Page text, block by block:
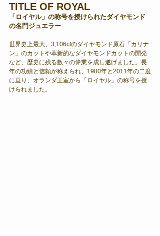
TITLE OF ROYAL
「ロイヤル」の称号を授けられたダイヤモンド
の名門ジュエラー
世界史上最大、3,106ctのダイヤモンド原石「カリナ
ン」のカットや革新的なダイヤモンドカットの開発
など、歴史に残る数々の偉業を成し遂げました。長
年の功績と信頼が称えられ、1980年と2011年の二度
に亘り、オランダ王室から「ロイヤル」の称号を授
けられました。